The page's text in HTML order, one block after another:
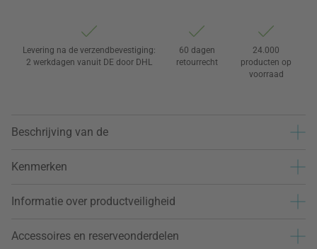
Levering na de verzendbevestiging:
2 werkdagen vanuit DE door DHL
60 dagen
retourrecht
24.000
producten op
voorraad
Beschrijving van de
Kenmerken
Informatie over productveiligheid
Accessoires en reserveonderdelen